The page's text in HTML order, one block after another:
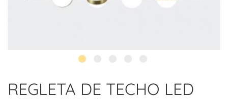
REGLETA DE TECHO LED